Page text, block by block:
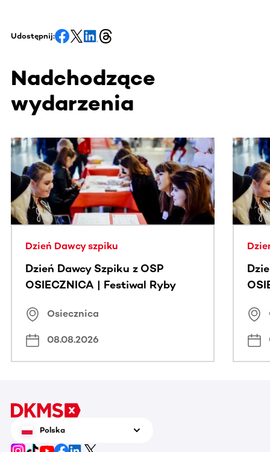
Udostępnij:
Nadchodzące
wydarzenia
Ta sekcja zawiera treści przewijane w poziomie. Użyj
Dzień Dawcy szpiku
Dzień Dawcy Szpiku z OSP
OSIECZNICA | Festiwal Ryby
Osiecznica
08.08.2026
Polska